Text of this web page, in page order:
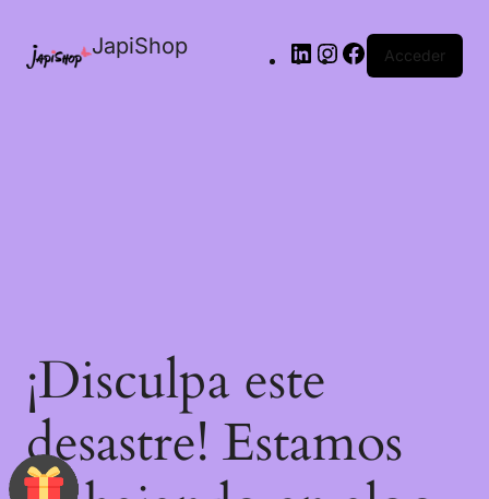
JapiShop Acceder
¡Disculpa este
desastre! Estamos